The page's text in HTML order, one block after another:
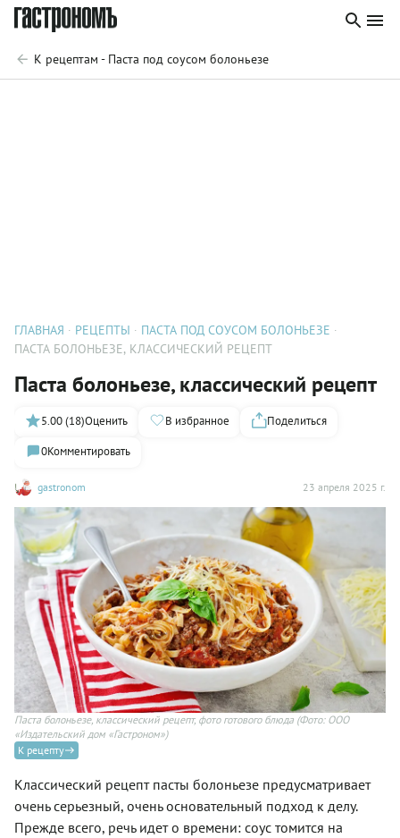
К рецептам - Паста под соусом болоньезе
ГЛАВНАЯ РЕЦЕПТЫ
ПАСТА ПОД СОУСОМ БОЛОНЬЕЗЕ
ПАСТА БОЛОНЬЕЗЕ, КЛАССИЧЕСКИЙ РЕЦЕПТ
Паста болоньезе, классический рецепт
gastronom 23 апреля 2025 г.
5.00 (18)Оценить В избранное
Поделиться
0Комментировать
Паста болоньезе, классический рецепт, фото готового блюда (Фото: ООО
«Издательский дом «Гастроном»)
К рецепту
Классический рецепт пасты болоньезе предусматривает
очень серьезный, очень основательный подход к делу.
Прежде всего, речь идет о времени: соус томится на